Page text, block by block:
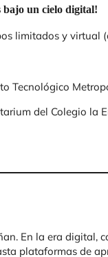
bajo un cielo digital!
limitados y virtual
Tecnológico
del Colegio la
En la era digital,
plataformas de